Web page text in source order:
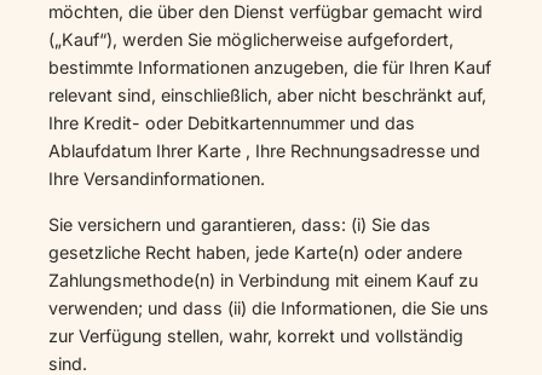
möchten, die über den Dienst verfügbar gemacht wird
(„Kauf“), werden Sie möglicherweise aufgefordert,
bestimmte Informationen anzugeben, die für Ihren Kauf
relevant sind, einschließlich, aber nicht beschränkt auf,
Ihre Kredit- oder Debitkartennummer und das
Ablaufdatum Ihrer Karte , Ihre Rechnungsadresse und
Ihre Versandinformationen.
Sie versichern und garantieren, dass: (i) Sie das
gesetzliche Recht haben, jede Karte(n) oder andere
Zahlungsmethode(n) in Verbindung mit einem Kauf zu
verwenden; und dass (ii) die Informationen, die Sie uns
zur Verfügung stellen, wahr, korrekt und vollständig
sind.